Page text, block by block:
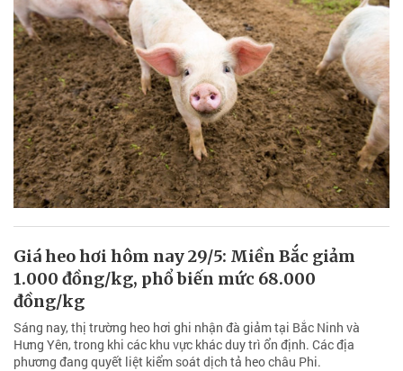
Giá heo hơi hôm nay 29/5: Miền Bắc giảm
1.000 đồng/kg, phổ biến mức 68.000
đồng/kg
Sáng nay, thị trường heo hơi ghi nhận đà giảm tại Bắc Ninh và
Hưng Yên, trong khi các khu vực khác duy trì ổn định. Các địa
phương đang quyết liệt kiểm soát dịch tả heo châu Phi.